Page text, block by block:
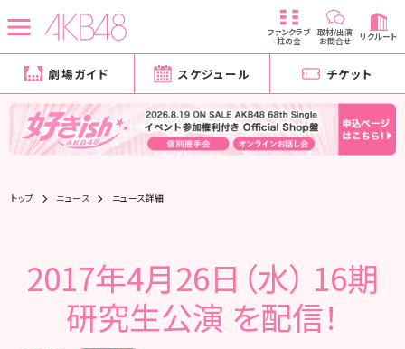
ファンクラブ
-柱の会-
取材/出演
お問合せ リクルート
劇場ガイド スケジュール チケット
トップ ニュース ニュース詳細
2017年4月26日（水） 16期
研究生公演 を配信！